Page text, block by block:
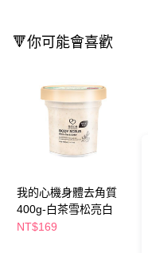
🔻你可能會喜歡
我的心機身體去角質
400g-白茶雪松亮白
NT$169